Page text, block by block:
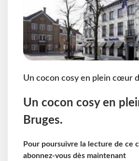
Un cocon cosy en plein cœur
Un cocon cosy en
Bruges.
Pour poursuivre la lecture de ce
abonnez-vous dès maintenant